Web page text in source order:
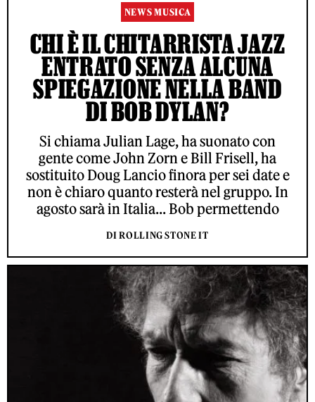
NEWS MUSICA
CHI È IL CHITARRISTA JAZZ
ENTRATO SENZA ALCUNA
SPIEGAZIONE NELLA BAND
DI BOB DYLAN?
Si chiama Julian Lage, ha suonato con
gente come John Zorn e Bill Frisell, ha
sostituito Doug Lancio finora per sei date e
non è chiaro quanto resterà nel gruppo. In
agosto sarà in Italia... Bob permettendo
DI ROLLING STONE IT